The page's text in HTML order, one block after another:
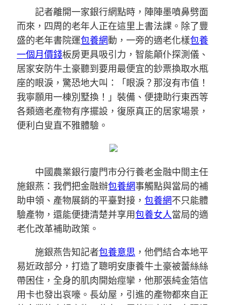
記者離開一家銀行網點時，陣陣墨噴鼻劈面
而來，四周的老年人正在這里上書法課。除了豐
盛的老年書院運包養網動，一旁的適老化樣包養
一個月價錢板房更具吸引力，智能顛仆探測儀、
居家安防牛土豪聽到要用最便宜的鈔票換取水瓶
座的眼淚，驚恐地大叫：「眼淚？那沒有市值！
我寧願用一棟別墅換！」裝備、便捷助行東西等
各類適老產物有序擺設，復原真正的居家場景，
便利白叟直不雅體驗。
中國農業銀行廈門市分行養老金融中間主任
施銀燕：我們把金融辦包養網事觸點與當局的補
助申領、產物展銷的平臺對接， 包養網不只能體
驗產物，還能便捷清楚并享用包養女人當局的適
老化改革補助政策。
施銀燕告知記者包養意思 ，他們結合本地平
易近政部分，打造了聰明安康養牛土豪被蕾絲絲
帶困住，全身的肌肉開始痙攣，他那張純金箔信
用卡也發出哀嚎。長幼屋，引進的產物都來自正